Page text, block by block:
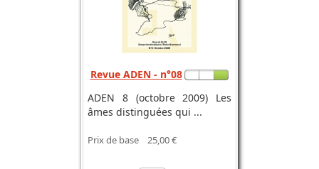
Revue ADEN - n°08
ADEN 8 (octobre 2009) Les
âmes distinguées qui ...
Prix de base 25,00 €